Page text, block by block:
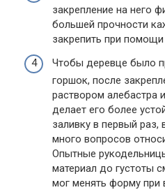
закрепление на него
большей прочности
закрепить при помощи
Чтобы деревце было
горшок, после
раствором алебастра
делает его более
заливку в первый
много вопросов
Опытные
материал до густоты
мог менять форму при